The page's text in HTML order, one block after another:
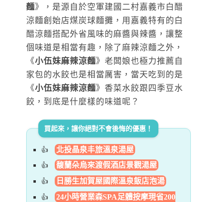
麵》，是源自於空軍建國二村嘉義市白醋
涼麵創始店煤炭球麵攤，用嘉義特有的白
醋涼麵搭配外省風味的麻醬與辣醬，讓整
個味道是相當有趣，除了麻辣涼麵之外，
《小伍妹麻辣涼麵》老闆娘也極力推薦自
家包的水餃也是相當厲害，當天吃到的是
《小伍妹麻辣涼麵》香菜水餃跟四季豆水
餃，到底是什麼樣的味道呢？
買起來，讓你絕對不會後悔的優惠！
北投晶泉丰旅溫泉湯屋
馥蘭朵烏來渡假酒店景觀湯屋
日勝生加賀屋國際溫泉飯店泡湯
24小時營業森SPA足體按摩現省200